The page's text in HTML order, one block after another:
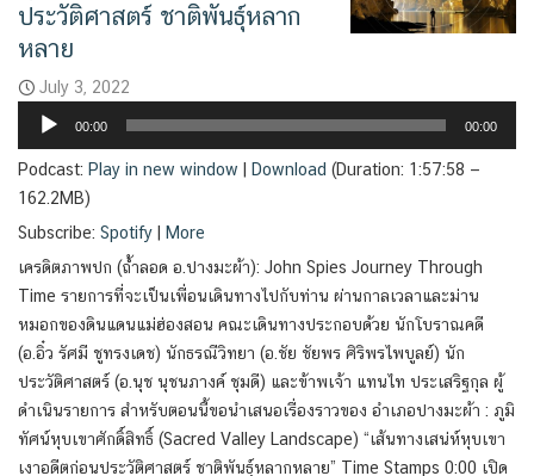
ประวัติศาสตร์ ชาติพันธุ์หลาก
หลาย
July 3, 2022
Audio
00:00 00:00
Podcast: Play in new window Download (Duration: 1:57:58 —
162.2MB)
Subscribe: Spotify
More
เครดิตภาพปก (ถ้ำลอด อ.ปางมะผ้า): John Spies Journey Through
Time รายการที่จะเป็นเพื่อนเดินทางไปกับท่าน ผ่านกาลเวลาและม่าน
หมอกของดินแดนแม่ฮ่องสอน คณะเดินทางประกอบด้วย นักโบราณคดี
(อ.อิ๋ว รัศมี ชูทรงเดช) นักธรณีวิทยา (อ.ชัย ชัยพร ศิริพรไพบูลย์) นัก
ประวัติศาสตร์ (อ.นุช นุชนภางค์ ชุมดี) และข้าพเจ้า แทนไท ประเสริฐกุล ผู้
ดำเนินรายการ สำหรับตอนนี้ขอนำเสนอเรื่องราวของ อำเภอปางมะผ้า : ภูมิ
ทัศน์หุบเขาศักดิ์สิทธิ์ (Sacred Valley Landscape) “เส้นทางเสน่ห์หุบเขา
เงาอดีตก่อนประวัติศาสตร์ ชาติพันธุ์หลากหลาย” Time Stamps 0:00 เปิด